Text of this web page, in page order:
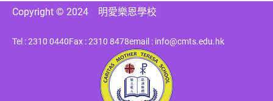
Copyright © 2024 明愛樂恩學校
Tel : 2310 0440Fax : 2310 8478email : info@cmts.edu.hk